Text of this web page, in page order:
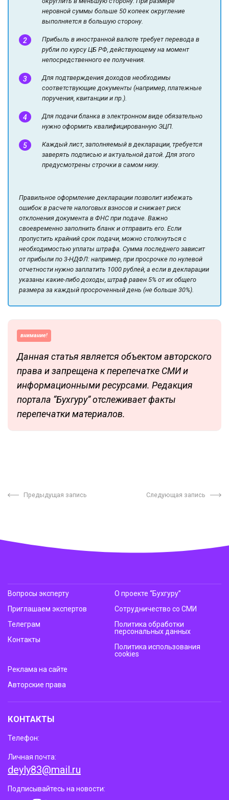
неровной суммы больше 50 копеек округление
выполняется в большую сторону.
Прибыль в иностранной валюте требует перевода в
рубли по курсу ЦБ РФ, действующему на момент
непосредственного ее получения.
Для подтверждения доходов необходимы
соответствующие документы (например, платежные
поручения, квитанции и пр.).
Для подачи бланка в электронном виде обязательно
нужно оформить квалифицированную ЭЦП.
Каждый лист, заполняемый в декларации, требуется
заверять подписью и актуальной датой. Для этого
предусмотрены строчки в самом низу.
Правильное оформление декларации позволит избежать
ошибок в расчете налоговых взносов и снижает риск
отклонения документа в ФНС при подаче. Важно
своевременно заполнить бланк и отправить его. Если
пропустить крайний срок подачи, можно столкнуться с
необходимостью уплаты штрафа. Сумма последнего зависит
от прибыли по 3-НДФЛ: например, при просрочке по нулевой
отчетности нужно заплатить 1000 рублей, а если в декларации
указаны какие-либо доходы, штраф равен 5% от их общего
размера за каждый просроченный день (не больше 30%).
внимание!
Данная статья является объектом авторского
права и запрещена к перепечатке СМИ и
информационными ресурсами. Редакция
портала “Бухгуру” отслеживает факты
перепечатки материалов.
Предыдущая запись Следующая запись
Вопросы эксперту
Приглашаем экспертов
Телеграм
Контакты
О проекте “Бухгуру”
Сотрудничество со СМИ
Политика обработки
персональных данных
Политика использования
cookies
Реклама на сайте
Авторские права
КОНТАКТЫ
Телефон:
Личная почта:
deyly83@mail.ru
Подписывайтесь на новости: